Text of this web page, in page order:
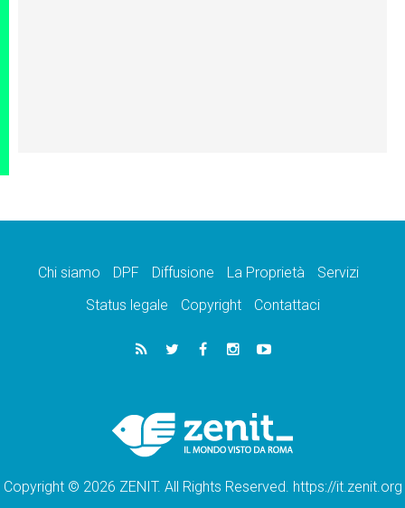
Chi siamo DPF Diffusione La Proprietà
Servizi
Status legale
Copyright Contattaci
Copyright © 2026 ZENIT. All Rights Reserved. https://it.zenit.org